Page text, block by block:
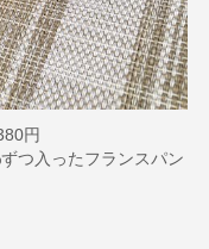
円
つ入ったフランスパン